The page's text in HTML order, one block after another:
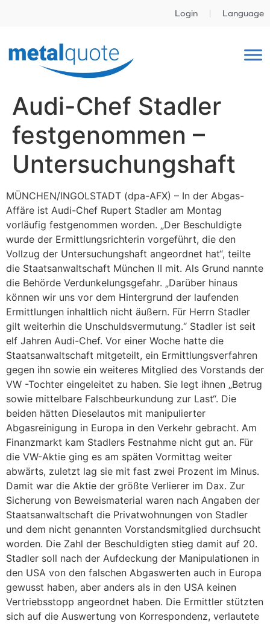
Login Language
Audi-Chef Stadler
festgenommen –
Untersuchungshaft
MÜNCHEN/INGOLSTADT (dpa-AFX) – In der Abgas-
Affäre ist Audi-Chef Rupert Stadler am Montag
vorläufig festgenommen worden. „Der Beschuldigte
wurde der Ermittlungsrichterin vorgeführt, die den
Vollzug der Untersuchungshaft angeordnet hat“, teilte
die Staatsanwaltschaft München II mit. Als Grund nannte
die Behörde Verdunkelungsgefahr. „Darüber hinaus
können wir uns vor dem Hintergrund der laufenden
Ermittlungen inhaltlich nicht äußern. Für Herrn Stadler
gilt weiterhin die Unschuldsvermutung.“ Stadler ist seit
elf Jahren Audi-Chef. Vor einer Woche hatte die
Staatsanwaltschaft mitgeteilt, ein Ermittlungsverfahren
gegen ihn sowie ein weiteres Mitglied des Vorstands der
VW -Tochter eingeleitet zu haben. Sie legt ihnen „Betrug
sowie mittelbare Falschbeurkundung zur Last“. Die
beiden hätten Dieselautos mit manipulierter
Abgasreinigung in Europa in den Verkehr gebracht. Am
Finanzmarkt kam Stadlers Festnahme nicht gut an. Für
die VW-Aktie ging es am späten Vormittag weiter
abwärts, zuletzt lag sie mit fast zwei Prozent im Minus.
Damit war die Aktie der größte Verlierer im Dax. Zur
Sicherung von Beweismaterial waren nach Angaben der
Staatsanwaltschaft die Privatwohnungen von Stadler
und dem nicht genannten Vorstandsmitglied durchsucht
worden. Die Zahl der Beschuldigten stieg damit auf 20.
Stadler soll nach der Aufdeckung der Manipulationen in
den USA von den falschen Abgaswerten auch in Europa
gewusst haben, aber anders als in den USA keinen
Vertriebsstopp angeordnet haben. Die Ermittler stützten
sich auf die Auswertung von Korrespondenz, verlautete